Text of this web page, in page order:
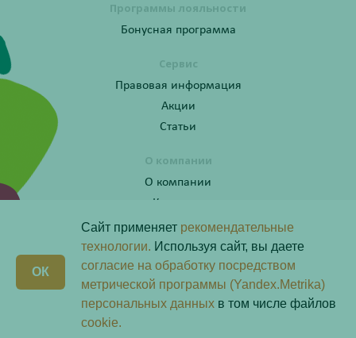
Программы лояльности
Бонусная программа
Сервис
Правовая информация
Акции
Статьи
О компании
О компании
Контакты
Получите консультацию по телефону:
8 (800) 201-40-60 доб. 10
Сайт применяет рекомендательные
технологии. Используя сайт, вы даете
согласие на обработку посредством
метрической программы (Yandex.Metrika)
персональных данных в том числе файлов
cookie.
ОК
Скачай наше
приложение